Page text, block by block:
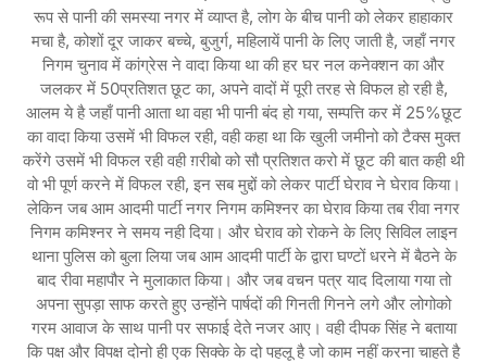
रूप से पानी की समस्या नगर में व्याप्त है, लोग के बीच पानी को लेकर हाहाकार
मचा है, कोशों दूर जाकर बच्चे, बुजुर्ग, महिलायें पानी के लिए जाती है, जहाँ नगर
निगम चुनाव में कांग्रेस ने वादा किया था की हर घर नल कनेक्शन का और
जलकर में 50प्रतिशत छूट का, अपने वादों में पूरी तरह से विफल हो रही है,
आलम ये है जहाँ पानी आता था वहा भी पानी बंद हो गया, सम्पत्ति कर में 25%छूट
का वादा किया उसमें भी विफल रही, वही कहा था कि खुली जमीनो को टैक्स मुक्त
करेंगे उसमें भी विफल रही वही ग़रीबो को सौ प्रतिशत करो में छूट की बात कही थी
वो भी पूर्ण करने में विफल रही, इन सब मुद्दों को लेकर पार्टी घेराव ने घेराव किया।
लेकिन जब आम आदमी पार्टी नगर निगम कमिश्नर का घेराव किया तब रीवा नगर
निगम कमिश्नर ने समय नही दिया। और घेराव को रोकने के लिए सिविल लाइन
थाना पुलिस को बुला लिया जब आम आदमी पार्टी के द्वारा घण्टों धरने में बैठने के
बाद रीवा महापौर ने मुलाकात किया। और जब वचन पत्र याद दिलाया गया तो
अपना सुपड़ा साफ करते हुए उन्होंने पार्षदों की गिनती गिनने लगे और लोगोको
गरम आवाज के साथ पानी पर सफाई देते नजर आए। वही दीपक सिंह ने बताया
कि पक्ष और विपक्ष दोनो ही एक सिक्के के दो पहलू है जो काम नहीं करना चाहते है